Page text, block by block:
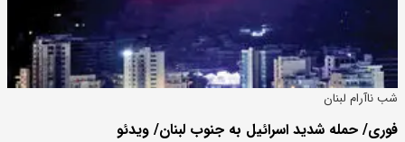
شب ناآرام لبنان
فوری/ حمله شدید اسرائیل به جنوب لبنان/ ویدئو